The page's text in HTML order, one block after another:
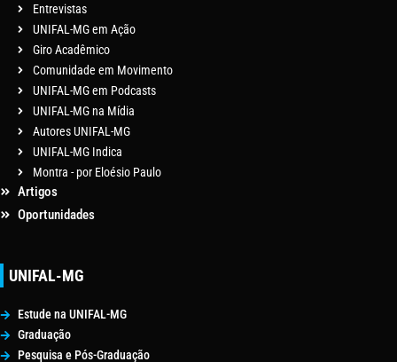
Entrevistas
UNIFAL-MG em Ação
Giro Acadêmico
Comunidade em Movimento
UNIFAL-MG em Podcasts
UNIFAL-MG na Mídia
Autores UNIFAL-MG
UNIFAL-MG Indica
Montra - por Eloésio Paulo
Artigos
Oportunidades
UNIFAL-MG
Estude na UNIFAL-MG
Graduação
Pesquisa e Pós-Graduação